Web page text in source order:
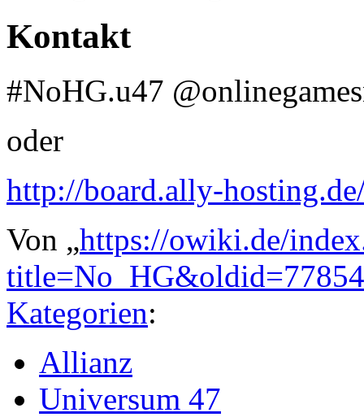
Kontakt
#NoHG.u47
oder
http://board.ally-
Von „https://owiki.de/
title=No_HG&oldid=77854
Kategorien:
Allianz
Universum 47